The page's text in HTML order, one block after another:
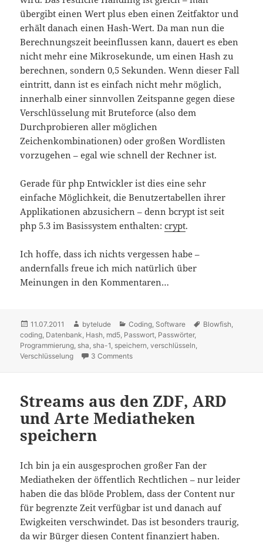
übergibt einen Wert plus eben einen Zeitfaktor und
erhält danach einen Hash-Wert. Da man nun die
Berechnungszeit beeinflussen kann, dauert es eben
nicht mehr eine Mikrosekunde, um einen Hash zu
berechnen, sondern 0,5 Sekunden. Wenn dieser Fall
eintritt, dann ist es einfach nicht mehr möglich,
innerhalb einer sinnvollen Zeitspanne gegen diese
Verschlüsselung mit Bruteforce (also dem
Durchprobieren aller möglichen
Zeichenkombinationen) oder großen Wordlisten
vorzugehen – egal wie schnell der Rechner ist.
Gerade für php Entwickler ist dies eine sehr
einfache Möglichkeit, die Benutzertabellen ihrer
Applikationen abzusichern – denn bcrypt ist seit
php 5.3 im Basissystem enthalten:crypt.
Ich hoffe, dass ich nichts vergessen habe –
andernfalls freue ich mich natürlich über
Meinungen in den Kommentaren…
Posted
on
11.07.2011 Author
bytelude Categories
Coding, Software Tags
Blowfish,
coding, Datenbank, Hash, md5, Passwort, Passwörter,
Programmierung, sha, sha-1, speichern,verschlüsseln,
Verschlüsselung
3 Comments
Streams aus den ZDF, ARD
und Arte Mediatheken
speichern
Ich bin ja ein ausgesprochen großer Fan der
Mediatheken der öffentlich Rechtlichen – nur leider
haben die das blöde Problem, dass der Content nur
für begrenzte Zeit verfügbar ist und danach auf
Ewigkeiten verschwindet. Das ist besonders traurig,
da wir Bürger diesen Content finanziert haben.